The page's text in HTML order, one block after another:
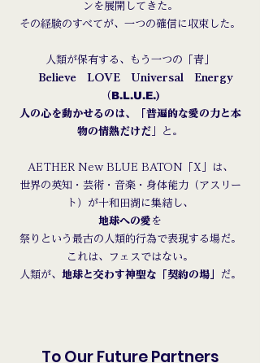
ンを展開してきた。
その経験のすべてが、一つの確信に収束した。
人類が保有する、もう一つの「青」
BelieveLOVE ​Universal Energy
（B.L.U.E.)
人の心を動かせるのは、「普遍的な愛の力と本
物の情熱だけだ 」と。
AETHER New BLUE BATON「X」は、
世界の英知・芸術・音楽・身体能力（アスリー
ト）が十和田湖に集結し、
地球への愛 を
祭りという最古の人類的行為で表現する場だ。
これは、フェスではない。
人類が、 地球と交わす神聖な「契約の場」 だ。
To Our Future Partners